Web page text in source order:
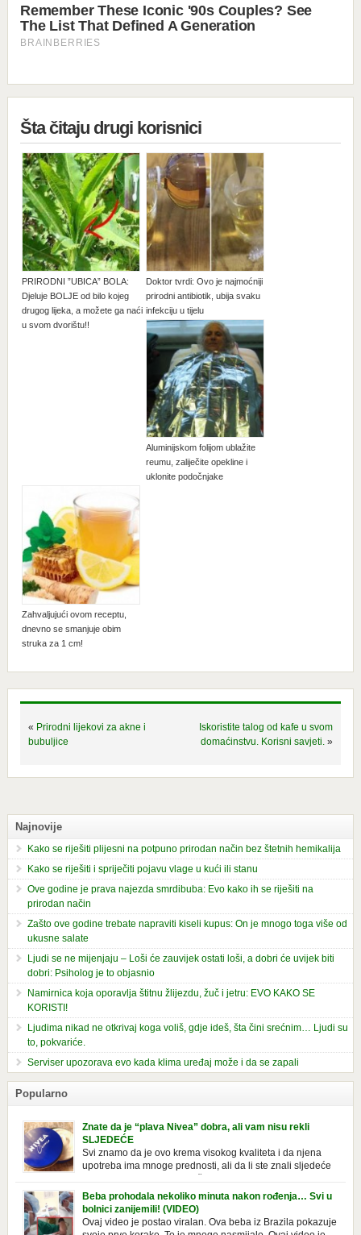
Šta čitaju drugi korisnici
PRIRODNI ”UBICA” BOLA:
Djeluje BOLJE od bilo kojeg
drugog lijeka, a možete ga naći
u svom dvorištu!!
Doktor tvrdi: Ovo je najmoćniji
prirodni antibiotik, ubija svaku
infekciju u tijelu
Aluminijskom folijom ublažite
reumu, zaliječite opekline i
uklonite podočnjake
Zahvaljujući ovom receptu,
dnevno se smanjuje obim
struka za 1 cm!
« Prirodni lijekovi za akne i
bubuljice
Iskoristite talog od kafe u svom
domaćinstvu. Korisni savjeti. »
Najnovije
Kako se riješiti plijesni na potpuno prirodan način bez štetnih hemikalija
Kako se riješiti i spriječiti pojavu vlage u kući ili stanu
Ove godine je prava najezda smrdibuba: Evo kako ih se riješiti na
prirodan način
Zašto ove godine trebate napraviti kiseli kupus: On je mnogo toga više od
ukusne salate
Ljudi se ne mijenjaju – Loši će zauvijek ostati loši, a dobri će uvijek biti
dobri: Psiholog je to objasnio
Namirnica koja oporavlja štitnu žlijezdu, žuč i jetru: EVO KAKO SE
KORISTI!
Ljudima nikad ne otkrivaj koga voliš, gdje ideš, šta čini srećnim… Ljudi su
to, pokvariće.
Serviser upozorava evo kada klima uređaj može i da se zapali
Popularno
Znate da je “plava Nivea” dobra, ali vam nisu rekli
SLJEDEĆE
Svi znamo da je ovo krema visokog kvaliteta i da njena
upotreba ima mnoge prednosti, ali da li ste znali sljedeće
o njoj. Nivea krema u klasičnoj, plavoj kutiji,
prepoznatljivog mirisa i jednostavne formule, jeste nezamenljiv inventar
u kupatilima i muškaraca i žena. Mnogi ljudi se ne odvajaju od nje, pa je
čak nose sa […]
Beba prohodala nekoliko minuta nakon rođenja… Svi u
bolnici zanijemili! (VIDEO)
Ovaj video je postao viralan. Ova beba iz Brazila pokazuje